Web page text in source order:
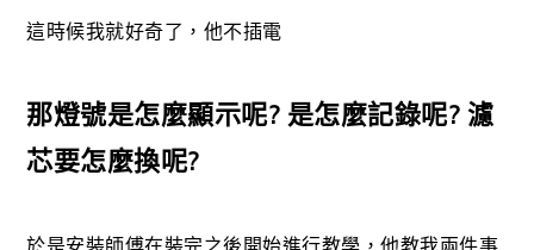
這時候我就好奇了，他不插電
那燈號是怎麼顯示呢? 是怎麼記錄呢? 濾
芯要怎麼換呢?